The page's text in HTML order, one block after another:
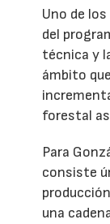
Uno de
del
técnica y
ámbito
forestal
Para
consiste
una